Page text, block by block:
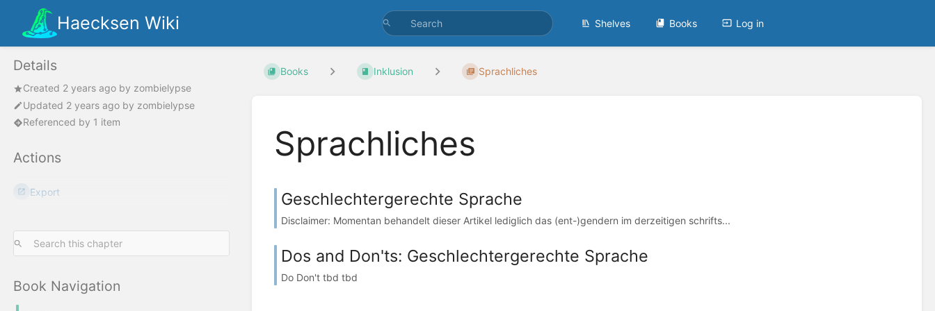
Haecksen Wiki Shelves Books Log in
Details
Created 2 years ago by zombielypse
Updated 2 years ago by zombielypse
Referenced by 1 item
Actions
Export
Book Navigation
Books Inklusion Sprachliches
Sprachliches
Geschlechtergerechte Sprache
Disclaimer: Momentan behandelt dieser Artikel lediglich das (ent-)gendern im derzeitigen schrifts...
Dos and Don'ts: Geschlechtergerechte Sprache
Do Don't tbd tbd